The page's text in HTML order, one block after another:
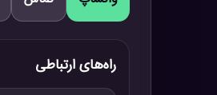
راه‌های ارتباطی